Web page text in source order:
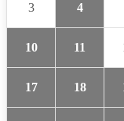
3 4
10 11
17 18